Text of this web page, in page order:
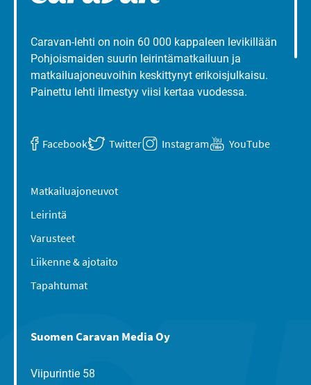
Caravan-lehti on noin 60 000 kappaleen levikillään
Pohjoismaiden suurin leirintämatkailuun ja
matkailuajoneuvoihin keskittynyt erikoisjulkaisu.
Painettu lehti ilmestyy viisi kertaa vuodessa.
Facebook Twitter Instagram YouTube
Matkailuajoneuvot
Leirintä
Varusteet
Liikenne & ajotaito
Tapahtumat
Suomen Caravan Media Oy
Viipurintie 58